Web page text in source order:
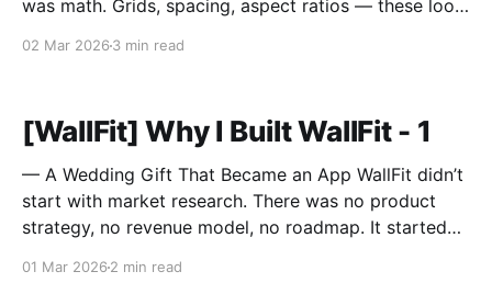
was math. Grids, spacing, aspect ratios — these look
02 Mar 2026 3 min read
[WallFit] Why I Built WallFit - 1
— A Wedding Gift That Became an App WallFit didn’t
start with market research. There was no product
strategy, no revenue model, no roadmap. It started
01 Mar 2026 2 min read